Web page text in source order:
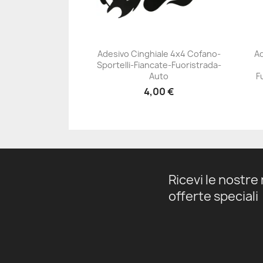
+23
Adesivo Cinghiale 4x4 Cofano-
Sportelli-Fiancate-Fuoristrada-
Auto
4,00 €
Ricevi le nostre
offerte speciali